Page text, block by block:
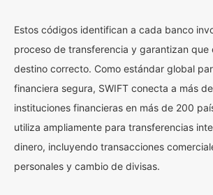
Estos códigos identifican a cada banco
proceso de transferencia y garantizan que
destino correcto. Como estándar global
financiera segura, SWIFT conecta a más
instituciones financieras en más de 200
utiliza ampliamente para transferencias
dinero, incluyendo transacciones
personales y cambio de divisas.